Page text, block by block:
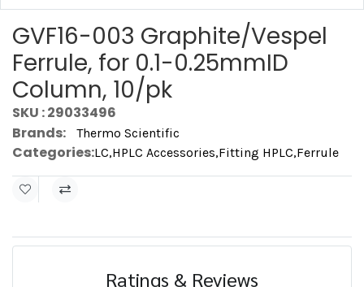
GVF16-003 Graphite/Vespel
Ferrule, for 0.1-0.25mmID
Column, 10/pk
SKU : 29033496
Brands:
Thermo Scientific
Categories:LC,HPLC Accessories,Fitting HPLC,Ferrule
Ratings & Reviews